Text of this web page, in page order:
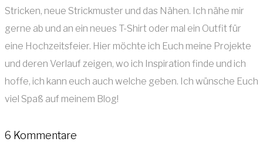
Stricken, neue Strickmuster und das Nähen. Ich nähe mir
gerne ab und an ein neues T-Shirt oder mal ein Outfit für
eine Hochzeitsfeier. Hier möchte ich Euch meine Projekte
und deren Verlauf zeigen, wo ich Inspiration finde und ich
hoffe, ich kann euch auch welche geben. Ich wünsche Euch
viel Spaß auf meinem Blog!
6 Kommentare